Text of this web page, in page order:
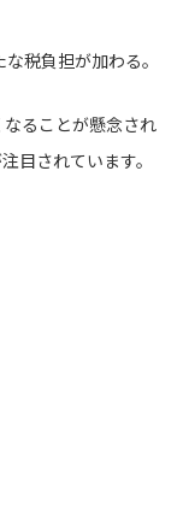
税負担が加わる。
ることが懸念され
目されています。